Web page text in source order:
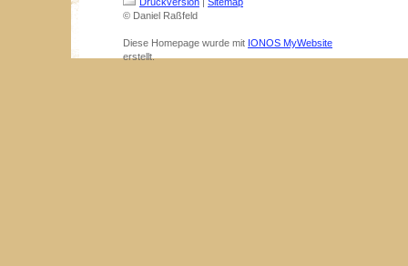
© Daniel Raßfeld
Diese Homepage wurde mit IONOS MyWebsite
erstellt.